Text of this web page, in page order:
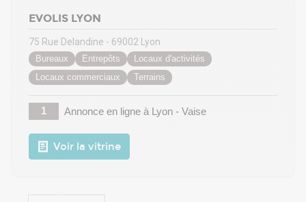
EVOLIS LYON
75 Rue Delandine - 69002 Lyon
Bureaux Entrepôts
Locaux d'activités
Locaux commerciaux
Terrains
1 Annonce en ligneà Lyon - Vaise
Voir la vitrine